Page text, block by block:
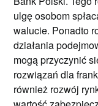
ulgę osobom
walucie. Ponadto
działania
mogą przyczynić
rozwiązań dla
również rozwój